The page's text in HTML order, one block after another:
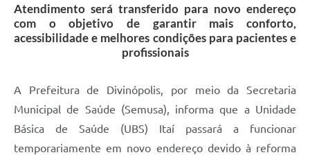
Atendimento será transferido para novo endereço
com o objetivo de garantir mais conforto,
acessibilidade e melhores condições para pacientes e
profissionais
A Prefeitura de Divinópolis, por meio da Secretaria
Municipal de Saúde (Semusa), informa que a Unidade
Básica de Saúde (UBS) Itaí passará a funcionar
temporariamente em novo endereço devido à reforma